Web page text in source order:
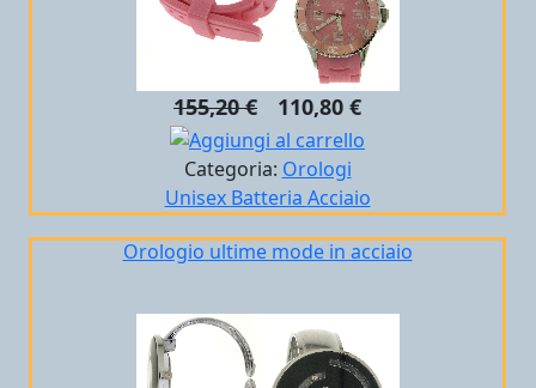
155,20 € 110,80 €
Categoria: Orologi
Unisex Batteria Acciaio
Orologio ultime mode in acciaio